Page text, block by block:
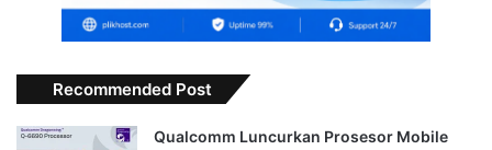
Recommended Post
Qualcomm Luncurkan Prosesor Mobile